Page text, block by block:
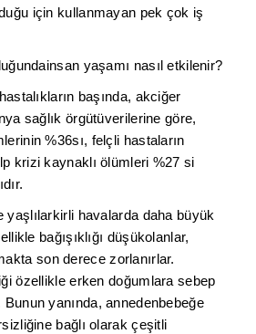
için kullanmayan pek çok iş
yaşamı nasıl etkilenir?
başında, akciğer
sağlık örgütüverilerine göre,
%36sı, felçli hastaların
krizi kaynaklı ölümleri %27 si
yaşlılarkirli havalarda daha büyük
bağışıklığı düşükolanlar,
son derece zorlanırlar.
özellikle erken doğumlara sebep
yanında, annedenbebeğe
bağlı olarak çeşitli